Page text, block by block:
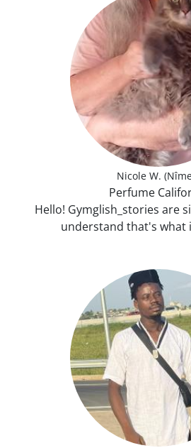
Nicole W.
Perfume
Hello! Gymglish_stories are
understand that's what